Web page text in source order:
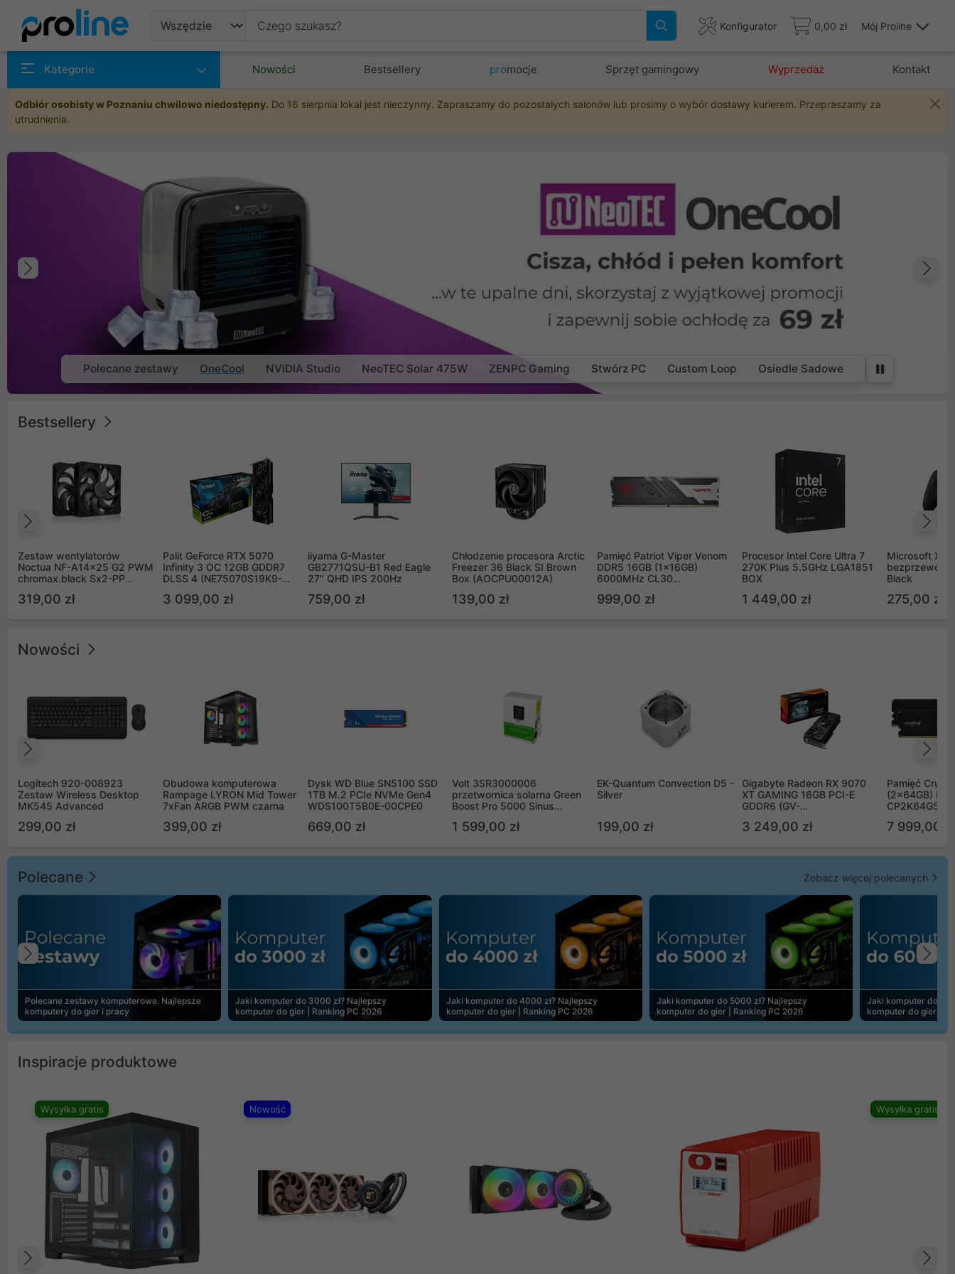
Konfigurator 0,00 zł Mój Proline
Kategorie Nowości Bestsellery promocje Sprzęt gamingowy Wyprzedaż Kontakt
Odbiór osobisty w Poznaniu chwilowo niedostępny. Do 16 sierpnia lokal jest nieczynny. Zapraszamy do pozostałych salonów lub prosimy o wybór dostawy kurierem. Przepraszamy za
utrudnienia.
Poprzedni
Polecane zestawy OneCool NVIDIA Studio NeoTEC Solar 475W ZENPC Gaming Stwórz PC Custom Loop Osiedle Sadowe
Bestsellery
Zestaw wentylatorów
Noctua NF-A14x25 G2 PWM
chromax.black Sx2-PP
(2szt)
319,00 zł
Palit GeForce RTX 5070
Infinity 3 OC 12GB GDDR7
DLSS 4 (NE75070S19K9-
3 099,00 zł
iiyama G-Master
GB2771QSU-B1 Red Eagle
27" QHD IPS 200Hz
759,00 zł
Chłodzenie procesora Arctic
Freezer 36 Black SI Brown
Box (AOCPU00012A)
139,00 zł
Pamięć Patriot Viper Venom
DDR5 16GB (1x16GB)
6000MHz CL30
999,00 zł
Procesor Intel Core Ultra 7
270K Plus 5.5GHz LGA1851
BOX
1 449,00 zł
Microsoft
Black
275,00 zł
Nowości
Logitech 920-008923
Zestaw Wireless Desktop
MK545 Advanced
299,00 zł
Obudowa komputerowa
Rampage LYRON Mid Tower
7xFan ARGB PWM czarna
399,00 zł
Dysk WD Blue SN5100 SSD
1TB M.2 PCIe NVMe Gen4
WDS100T5B0E-00CPE0
669,00 zł
Volt 3SR3000006
przetwornica solarna Green
Boost Pro 5000 Sinus
1 599,00 zł
EK-Quantum Convection D5 -
Silver
199,00 zł
Gigabyte Radeon RX 9070
XT GAMING 16GB PCI-E
GDDR6 (GV-
3 249,00 zł
Pamięć
(2x64GB)
7 999,00 zł
Polecane Zobacz więcej polecanych
Polecane zestawy komputerowe. Najlepsze
komputery do gier i pracy
Jaki komputer do 3000 zł? Najlepszy
komputer do gier | Ranking PC 2026
Jaki komputer do 4000 zł? Najlepszy
komputer do gier | Ranking PC 2026
Jaki komputer do 5000 zł? Najlepszy
komputer do gier | Ranking PC 2026
Jaki komputer do
komputer do gier |
Poprzedni
Inspiracje produktowe
Wysyłka gratis Nowość Wysyłka gratis